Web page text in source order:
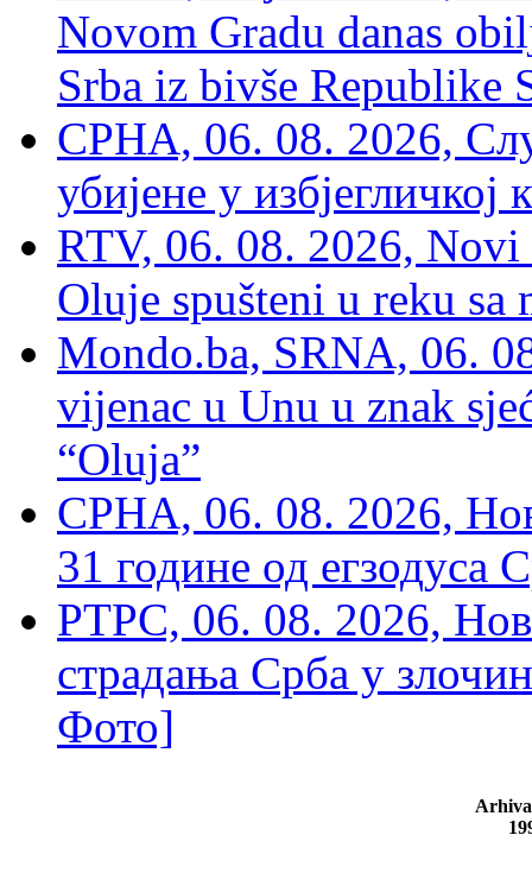
Novom Gradu danas
Srba iz bivše Republike
СРНА, 06. 08. 2026,
убијене у избјегличкој
RTV, 06. 08. 2026, Novi
Oluje spušteni u reku sa
Mondo.ba, SRNA, 06.
vijenac u Unu u znak
“Oluja”
СРНА, 06. 08. 2026,
31 године од егзодуса
РТРС, 06. 08. 2026,
страдања Срба у
Фото]